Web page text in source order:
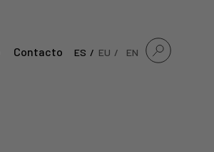
Contacto ES EU EN